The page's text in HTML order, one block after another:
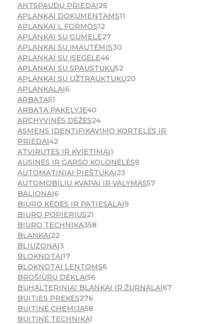
ANTSPAUDŲ PRIEDAI26
APLANKAI DOKUMENTAMS11
APLANKAI L FORMOS12
APLANKAI SU GUMELE27
APLANKAI SU ĮMAUTĖMIS30
APLANKAI SU ĮSEGĖLE46
APLANKAI SU SPAUSTUKU52
APLANKAI SU UŽTRAUKTUKU20
APLANKALAI6
ARBATA51
ARBATA PAKELYJE40
ARCHYVINĖS DĖŽĖS24
ASMENS IDENTIFIKAVIMO KORTELĖS IR
PRIEDAI42
ATVIRUTĖS IR KVIETIMAI1
AUSINĖS IR GARSO KOLONĖLĖS9
AUTOMATINIAI PIEŠTUKAI23
AUTOMOBILIŲ KVAPAI IR VALYMAS57
BALIONAI6
BIURO KĖDĖS IR PATIESALAI9
BIURO POPIERIUS21
BIURO TECHNIKA358
BLANKAI22
BLIUZONAI3
BLOKNOTAI17
BLOKNOTAI LENTOMS6
BROŠIŪRŲ DĖKLAI56
BUHALTERINIAI BLANKAI IR ŽURNALAI67
BUITIES PREKĖS276
BUITINĖ CHEMIJA58
BUITINĖ TECHNIKA1